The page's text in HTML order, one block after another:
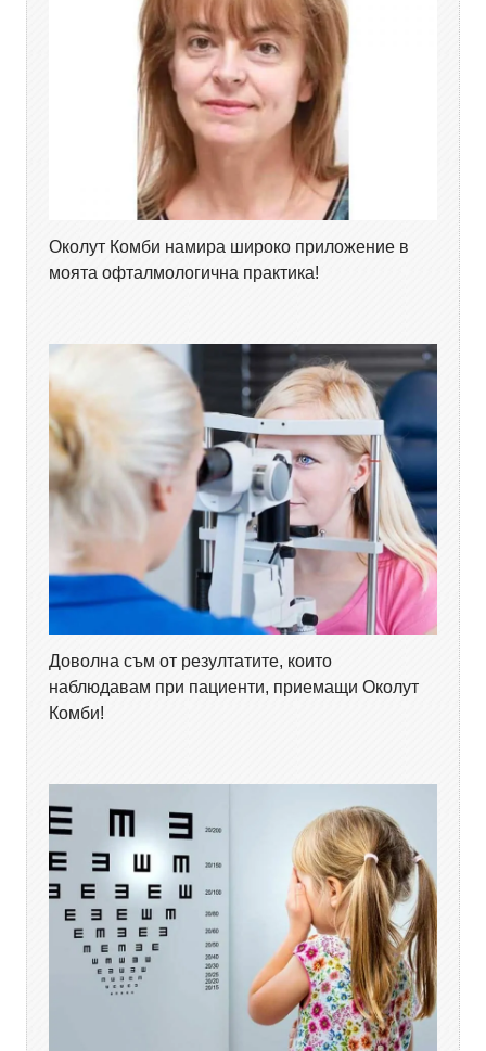
Околут Комби намира широко приложение в
моята офталмологична практика!
Доволна съм от резултатите, които
наблюдавам при пациенти, приемащи Околут
Комби!